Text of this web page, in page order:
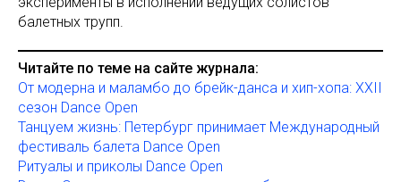
балетных трупп.
Читайте по теме на сайте журнала:
От модерна и маламбо до брейк-данса и хип-хопа: XXII
сезон Dance Open
Танцуем жизнь: Петербург принимает Международный
фестиваль балета Dance Open
Ритуалы и приколы Dance Open